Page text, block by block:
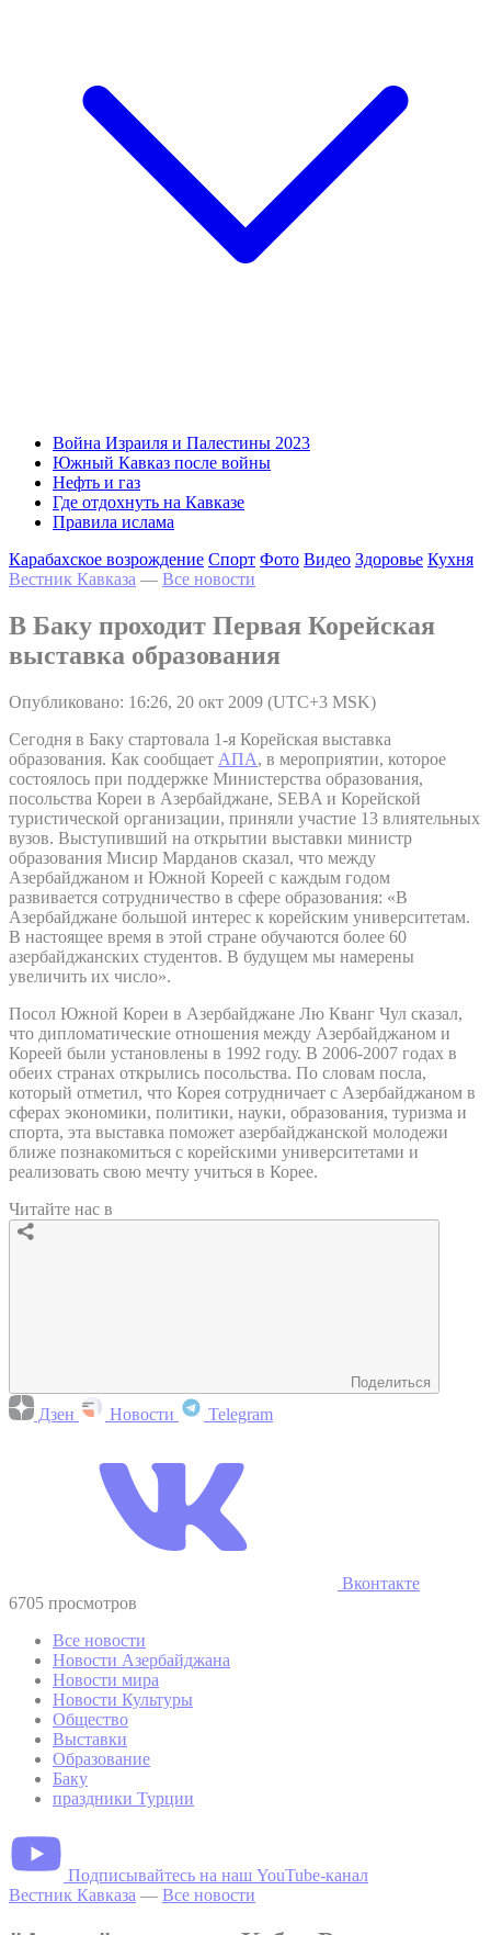
Война Израиля и Палестины 2023
Южный Кавказ после войны
Нефть и газ
Где отдохнуть на Кавказе
Правила ислама
Карабахское возрождение Спорт Фото Видео Здоровье Кухня
Вестник Кавказа — Все новости
В Баку проходит Первая Корейская
выставка образования
Опубликовано: 16:26, 20 окт 2009 (UTC+3 MSK)
Сегодня в Баку стартовала 1-я Корейская выставка
образования. Как сообщает АПА, в мероприятии, которое
состоялось при поддержке Министерства образования,
посольства Кореи в Азербайджане, SEBA и Корейской
туристической организации, приняли участие 13 влиятельных
вузов. Выступивший на открытии выставки министр
образования Мисир Марданов сказал, что между
Азербайджаном и Южной Кореей с каждым годом
развивается сотрудничество в сфере образования: «В
Азербайджане большой интерес к корейским университетам.
В настоящее время в этой стране обучаются более 60
азербайджанских студентов. В будущем мы намерены
увеличить их число».
Посол Южной Кореи в Азербайджане Лю Кванг Чул сказал,
что дипломатические отношения между Азербайджаном и
Кореей были установлены в 1992 году. В 2006-2007 годах в
обеих странах открылись посольства. По словам посла,
который отметил, что Корея сотрудничает с Азербайджаном в
сферах экономики, политики, науки, образования, туризма и
спорта, эта выставка поможет азербайджанской молодежи
ближе познакомиться с корейскими университетами и
реализовать свою мечту учиться в Корее.
Читайте нас в
Поделиться
Дзен Новости Telegram
Вконтакте
6705 просмотров
Все новости
Новости Азербайджана
Новости мира
Новости Культуры
Общество
Выставки
Образование
Баку
праздники Турции
Подписывайтесь на наш YouTube-канал
Вестник Кавказа — Все новости